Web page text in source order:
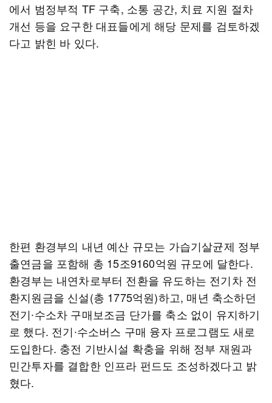
에서 범정부적 TF 구축, 소통 공간, 치료 지원 절차
개선 등을 요구한 대표들에게 해당 문제를 검토하겠
다고 밝힌 바 있다.
한편 환경부의 내년 예산 규모는 가습기살균제 정부
출연금을 포함해 총 15조9160억원 규모에 달한다.
환경부는 내연차로부터 전환을 유도하는 전기차 전
환지원금을 신설(총 1775억원)하고, 매년 축소하던
전기∙수소차 구매보조금 단가를 축소 없이 유지하기
로 했다. 전기∙수소버스 구매 융자 프로그램도 새로
도입한다. 충전 기반시설 확충을 위해 정부 재원과
민간투자를 결합한 인프라 펀드도 조성하겠다고 밝
혔다.